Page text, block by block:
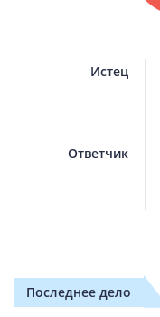
Истец
Ответчик
Последнее дело